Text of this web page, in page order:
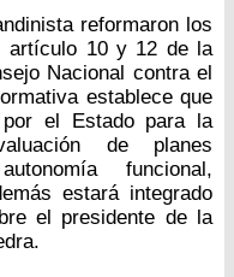
reformaron los
10 y 12 de la
Nacional contra el
establece que
el Estado para la
de planes
funcional,
estará integrado
el presidente de la